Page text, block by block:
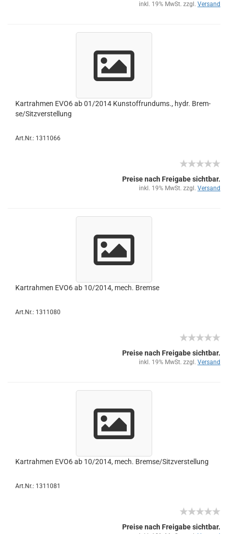
inkl. 19% MwSt. zzgl. Versand
Kart­rah­men EVO6 ab 01/2014 Kunst­off­rund­ums., hydr. Brem­
se/Sitz­ver­stel­lung
Art.Nr.: 1311066
Preise nach Freigabe sichtbar.
inkl. 19% MwSt. zzgl. Versand
Kart­rah­men EVO6 ab 10/2014, mech. Brem­se
Art.Nr.: 1311080
Preise nach Freigabe sichtbar.
inkl. 19% MwSt. zzgl. Versand
Kart­rah­men EVO6 ab 10/2014, mech. Brem­se/Sitz­ver­stel­lung
Art.Nr.: 1311081
Preise nach Freigabe sichtbar.